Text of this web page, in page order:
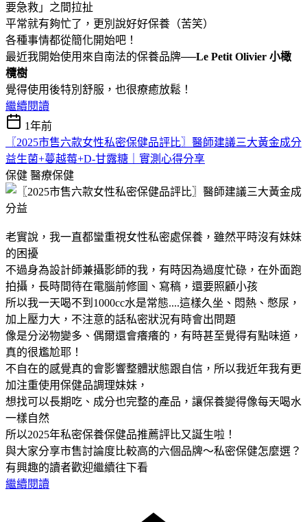
要急救」之間拉扯
平常就有夠忙了，更別說好好保養（苦笑）
各種事情都從簡化開始吧！
最近我開始使用來自南法的保養品牌──Le Petit Olivier 小橄
欖樹
覺得使用後特別舒服，也很療癒放鬆！
繼續閱讀
1年前
〖2025市售六款女性私密保健品評比〗醫師建議三大黃金成分
益生菌+蔓越莓+D-甘露糖｜實測心得分享
保健 醫療保健
老實說，我一直都蠻重視女性私密處保養，雖然平時沒有妹妹
的困擾
不過身為設計師兼攝影師的我，有時因為過度忙碌，在外面跑
拍攝，長時間待在電腦前修圖、寫稿，還要照顧小孩
所以我一天喝不到1000cc水是常態....這樣久坐、悶熱、憋尿，
加上壓力大，不注意的話私密狀況有時會出問題
像是分泌物變多、偶爾還會癢癢的，有時甚至覺得有點味道，
真的很尷尬耶！
不自在的感覺真的會影響整體狀態跟自信，所以我近年我有更
加注重使用保健品調理妹妹，
想找可以長期吃、成分也完整的產品，讓保養變得像每天喝水
一樣自然
所以2025年私密保養保健品推薦評比又誕生啦！
與大家分享市售討論度比較高的六個品牌～私密保健怎麼選？
有興趣的讀者歡迎繼續往下看
繼續閱讀